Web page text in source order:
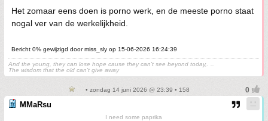
Het zomaar eens doen is porno werk, en de meeste porno staat
nogal ver van de werkelijkheid.
Bericht 0% gewijzigd door miss_sly op 15-06-2026 16:24:39
And the young, they can lose hope cause they can't see beyond today,. ..
The wisdom that the old can't give away
• zondag 14 juni 2026 @ 23:39 • 158
MMaRsu
I need some paprika